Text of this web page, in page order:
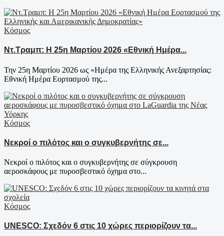
Κόσμος
Ντ.Τραμπ: Η 25η Μαρτίου 2026 «Εθνική Ημέρα...
Την 25η Μαρτίου 2026 ως «Ημέρα της Ελληνικής Ανεξαρτησίας:
Εθνική Ημέρα Εορτασμού της...
Κόσμος
Νεκροί ο πιλότος και ο συγκυβερνήτης σε...
Νεκροί ο πιλότος και ο συγκυβερνήτης σε σύγκρουση
αεροσκάφους με πυροσβεστικό όχημα στο...
Κόσμος
UNESCO: Σχεδόν 6 στις 10 χώρες περιορίζουν τα...